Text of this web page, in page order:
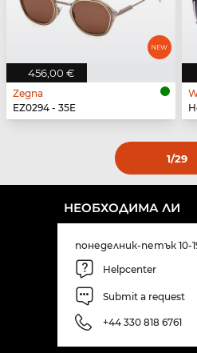
456,00 €
Zegna
EZ0294 - 35E
1/29
НЕОБХОДИМА ЛИ
понеделник-петък 10-
Helpcenter
Submit a request
+44 330 818 6761